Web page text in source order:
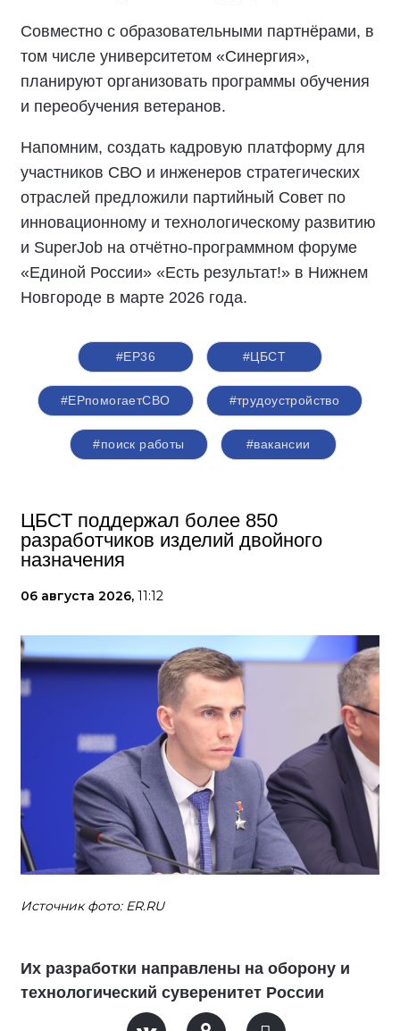
Совместно с образовательными партнёрами, в
том числе университетом «Синергия»,
планируют организовать программы обучения
и переобучения ветеранов.
Напомним, создать кадровую платформу для
участников СВО и инженеров стратегических
отраслей предложили партийный Совет по
инновационному и технологическому развитию
и SuperJob на отчётно-программном форуме
«Единой России» «Есть результат!» в Нижнем
Новгороде в марте 2026 года.
#ЕР36 #ЦБСТ
#ЕРпомогаетСВО #трудоустройство
#поиск работы #вакансии
ЦБСТ поддержал более 850
разработчиков изделий двойного
назначения
06 августа 2026, 11:12
Источник фото: ER.RU
Их разработки направлены на оборону и
технологический суверенитет России